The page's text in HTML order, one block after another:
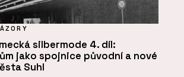
silbermode 4. díl:
jako spojnice původní a nové
Suhl